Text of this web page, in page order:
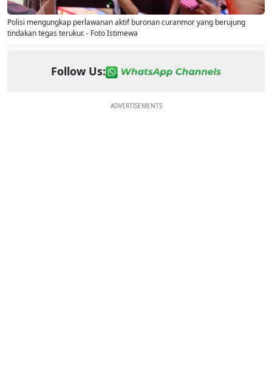
Polisi mengungkap perlawanan aktif buronan curanmor yang berujung
tindakan tegas terukur. - Foto Istimewa
Follow Us:
ADVERTISEMENTS